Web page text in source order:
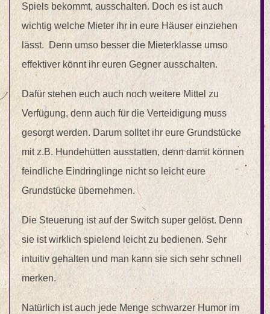
Spiels bekommt, ausschalten. Doch es ist auch
wichtig welche Mieter ihr in eure Häuser einziehen
lässt. Denn umso besser die Mieterklasse umso
effektiver könnt ihr euren Gegner ausschalten.
Dafür stehen euch auch noch weitere Mittel zu
Verfügung, denn auch für die Verteidigung muss
gesorgt werden. Darum solltet ihr eure Grundstücke
mit z.B. Hundehütten ausstatten, denn damit können
feindliche Eindringlinge nicht so leicht eure
Grundstücke übernehmen.
Die Steuerung ist auf der Switch super gelöst. Denn
sie ist wirklich spielend leicht zu bedienen. Sehr
intuitiv gehalten und man kann sie sich sehr schnell
merken.
Natürlich ist auch jede Menge schwarzer Humor im